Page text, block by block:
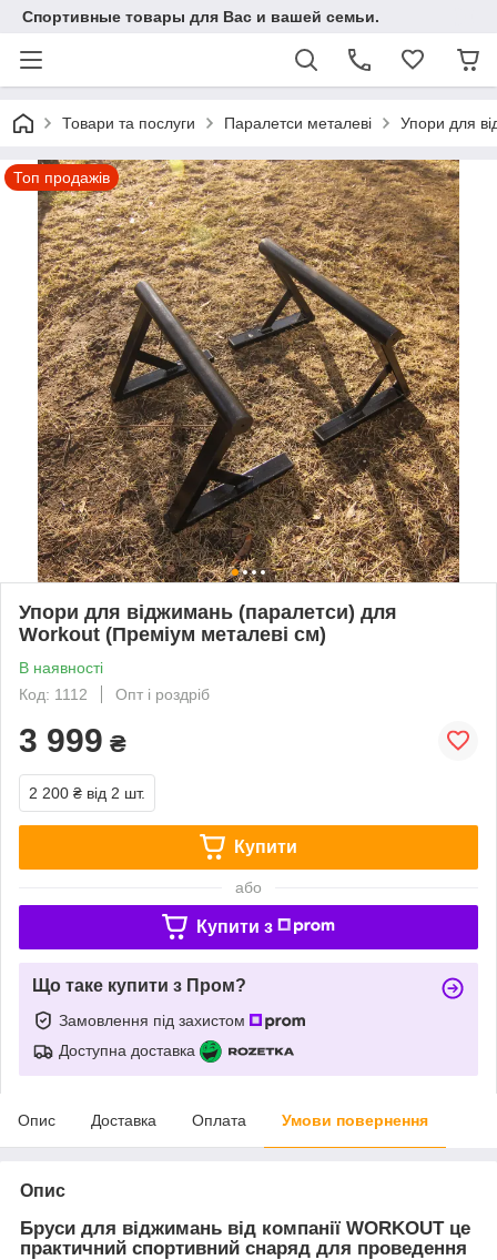
Спортивные товары для Вас и вашей семьи.
Товари та послуги Паралетси металеві Упори для
Топ продажів
Упори для віджимань (паралетси) для
Workout (Преміум металеві см)
В наявності
Код: 1112
Опт і роздріб
3 999 ₴
2 200 ₴ від 2 шт.
Купити
або
Купити з
Що таке купити з Пром?
Замовлення під захистом
Доступна доставка
Опис Доставка Оплата Умови повернення
Опис
Бруси для віджимань від компанії WORKOUT це
практичний спортивний снаряд для проведення